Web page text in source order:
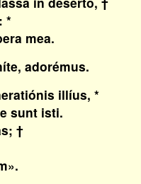
*
mea.
adorémus.
illíus, *
sunt isti.
†